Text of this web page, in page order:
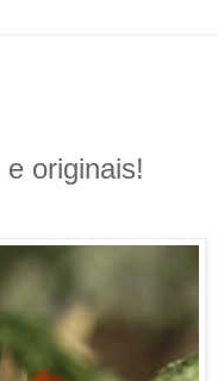
originais!